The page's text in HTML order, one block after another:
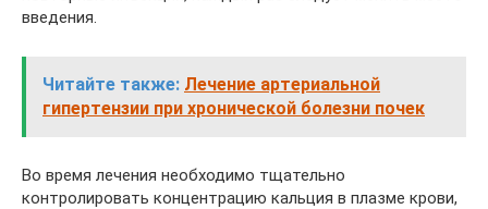
введения.
Читайте также: Лечение артериальной
гипертензии при хронической болезни почек
Во время лечения необходимо тщательно
контролировать концентрацию кальция в плазме крови,